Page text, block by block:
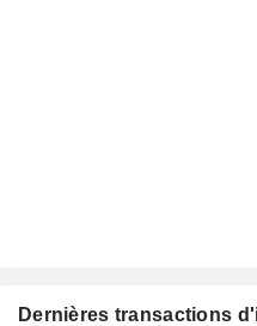
Dernières transactions